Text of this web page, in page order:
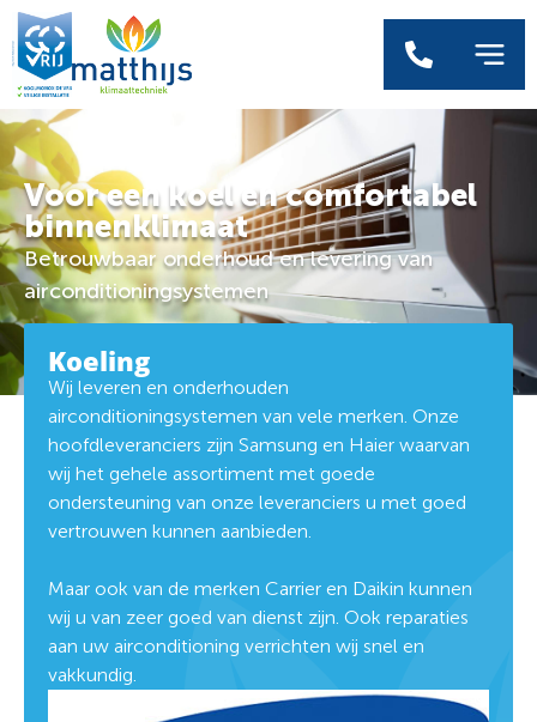
Voor een koel en comfortabel
binnenklimaat
Betrouwbaar onderhoud en levering van
airconditioningsystemen
Koeling
Wij leveren en onderhouden
airconditioningsystemen van vele merken. Onze
hoofdleveranciers zijn Samsung en Haier waarvan
wij het gehele assortiment met goede
ondersteuning van onze leveranciers u met goed
vertrouwen kunnen aanbieden.
Maar ook van de merken Carrier en Daikin kunnen
wij u van zeer goed van dienst zijn. Ook reparaties
aan uw airconditioning verrichten wij snel en
vakkundig.